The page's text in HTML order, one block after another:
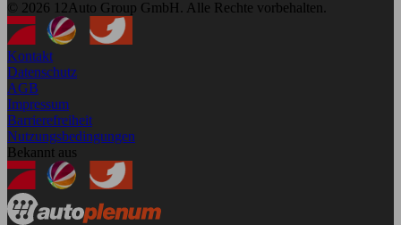
© 2026 12Auto Group GmbH. Alle Rechte vorbehalten.
Kontakt
Datenschutz
AGB
Impressum
Barrierefreiheit
Nutzungsbedingungen
Bekannt aus